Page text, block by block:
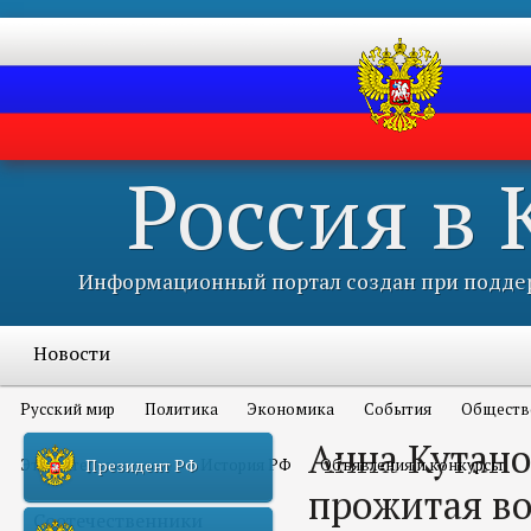
Россия в
Информационный портал создан при
Новости
Русский мир Политика Экономика События
Это интересно всем История РФ Объявления и конкурсы
Соотечественники
Президент РФ
Анна
прожитая